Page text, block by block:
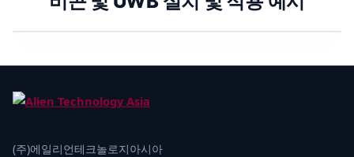
앵커, 개인 태그(PT), 코너 태그(CT) 배치 예시
(주)에일리언테크놀로지아시아